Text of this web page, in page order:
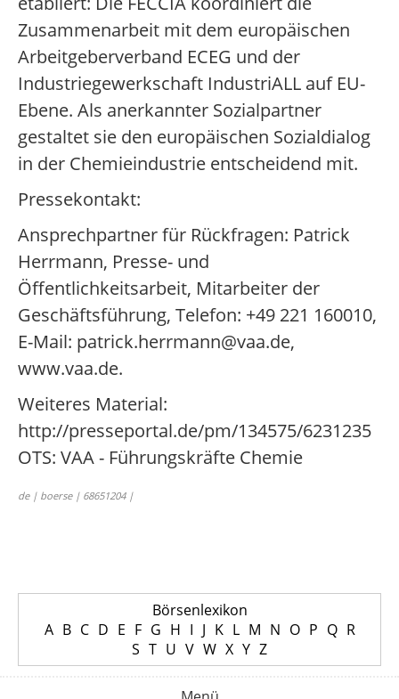
Zusammenarbeit mit dem europäischen
Arbeitgeberverband ECEG und der
Industriegewerkschaft IndustriALL auf EU-
Ebene. Als anerkannter Sozialpartner
gestaltet sie den europäischen Sozialdialog
in der Chemieindustrie entscheidend mit.
Pressekontakt:
Ansprechpartner für Rückfragen: Patrick
Herrmann, Presse- und
Öffentlichkeitsarbeit, Mitarbeiter der
Geschäftsführung, Telefon: +49 221 160010,
E-Mail: patrick.herrmann@vaa.de,
www.vaa.de.
Weiteres Material:
http://presseportal.de/pm/134575/6231235
OTS: VAA - Führungskräfte Chemie
de | boerse | 68651204 |
Börsenlexikon
A B C D E F G H I J K L M N O P Q R
S T U V W X Y Z